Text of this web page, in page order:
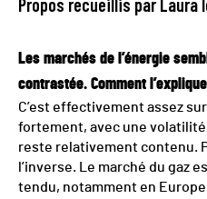
Propos recueillis par Laura
Les marchés de l’énergie
contrastée. Comment
C’est effectivement assez
fortement, avec une volatilité
reste relativement contenu.
l’inverse. Le marché du gaz
tendu, notamment en